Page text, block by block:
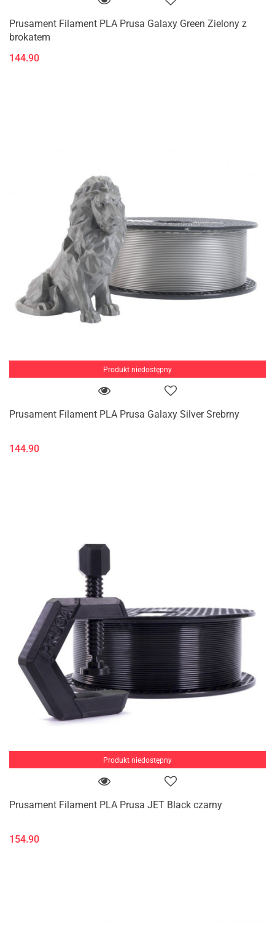
Prusament Filament PLA Prusa Galaxy Green Zielony z
brokatem
144.90
Produkt niedostępny
Prusament Filament PLA Prusa Galaxy Silver Srebrny
144.90
Produkt niedostępny
Prusament Filament PLA Prusa JET Black czarny
154.90